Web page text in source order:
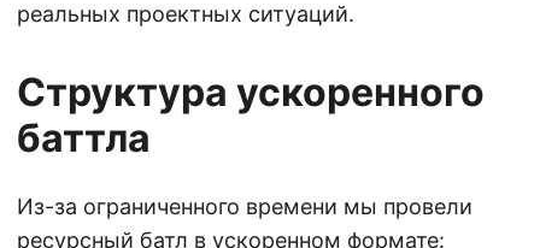
реальных проектных ситуаций.
Структура ускоренного
баттла
Из-за ограниченного времени мы провели
ресурсный батл в ускоренном формате: